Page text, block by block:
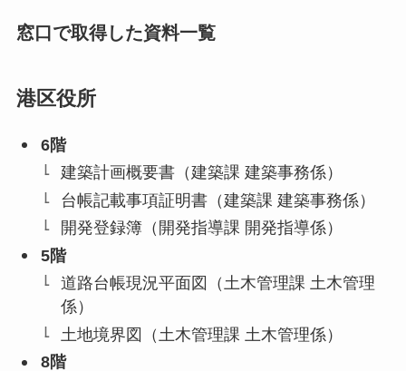
窓口で取得した資料一覧
港区役所
6階
建築計画概要書（建築課 建築事務係）
台帳記載事項証明書（建築課 建築事務係）
開発登録簿（開発指導課 開発指導係）
5階
道路台帳現況平面図（土木管理課 土木管理
係）
土地境界図（土木管理課 土木管理係）
8階